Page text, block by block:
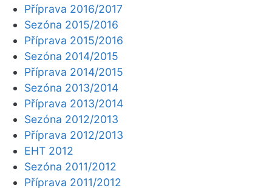
Příprava 2016/2017
Sezóna 2015/2016
Příprava 2015/2016
Sezóna 2014/2015
Příprava 2014/2015
Sezóna 2013/2014
Příprava 2013/2014
Sezóna 2012/2013
Příprava 2012/2013
EHT 2012
Sezóna 2011/2012
Příprava 2011/2012